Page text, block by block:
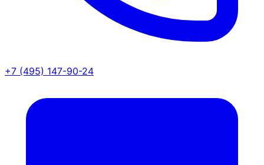
+7 (495) 147-90-24